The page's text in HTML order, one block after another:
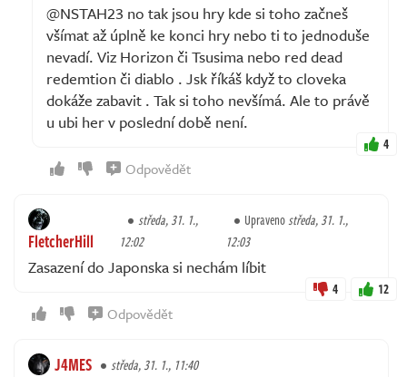
@NSTAH23 no tak jsou hry kde si toho začneš
všímat až úplně ke konci hry nebo ti to jednoduše
nevadí. Viz Horizon či Tsusima nebo red dead
redemtion či diablo . Jsk říkáš když to cloveka
dokáže zabavit . Tak si toho nevšímá. Ale to právě
u ubi her v poslední době není.
4
Odpovědět
FletcherHill
středa, 31. 1.,
12:02
Upravenostředa, 31. 1.,
12:03
Zasazení do Japonska si nechám líbit
4 12
Odpovědět
J4MES středa, 31. 1., 11:40